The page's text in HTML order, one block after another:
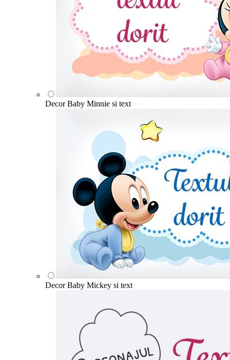
Decor Baby Minnie si text
Decor Baby Mickey si text